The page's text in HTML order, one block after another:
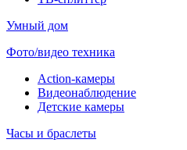
Умный дом
Фото/видео техника
Action-камеры
Видеонаблюдение
Детские камеры
Часы и браслеты